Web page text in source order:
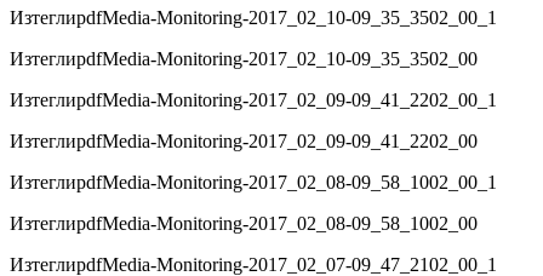
ИзтеглиpdfMedia-Monitoring-2017_02_10-09_35_3502_00_1
ИзтеглиpdfMedia-Monitoring-2017_02_10-09_35_3502_00
ИзтеглиpdfMedia-Monitoring-2017_02_09-09_41_2202_00_1
ИзтеглиpdfMedia-Monitoring-2017_02_09-09_41_2202_00
ИзтеглиpdfMedia-Monitoring-2017_02_08-09_58_1002_00_1
ИзтеглиpdfMedia-Monitoring-2017_02_08-09_58_1002_00
ИзтеглиpdfMedia-Monitoring-2017_02_07-09_47_2102_00_1